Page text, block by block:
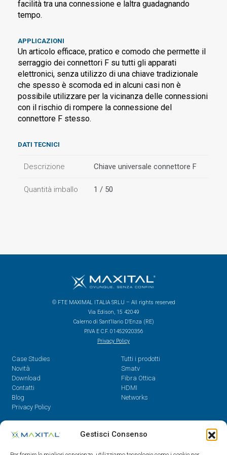
Gestisci Consenso
facilità tra una connessione e laltra guadagnando
tempo.
APPLICAZIONI
Un articolo efficace, pratico e comodo che permette il
serraggio dei connettori F su tutti gli apparati
elettronici, senza utilizzo di una chiave tradizionale
che spesso è scomoda ed in alcuni casi non è
possibile utilizzare per la vicinanza delle connessioni
con il rischio di rompere la connessione del
connettore F stesso.
DATI TECNICI
Descrizione Chiave universale connettore F
Quantità imballo 1 / 50
© FTE MAXIMAL ITALIA SRLU – All rights reserved
Via Edison, 15 42049
Calerno di Sant’Ilario D’Enza (RE)
P.IVA E C.F. 01452920356
Privacy Policy
Case Studies
Novità
Download
Contatti
Blog
Privacy Policy
Tutti i prodotti
Smatv
Fibra Ottica
HDMI
Networks
Contatti